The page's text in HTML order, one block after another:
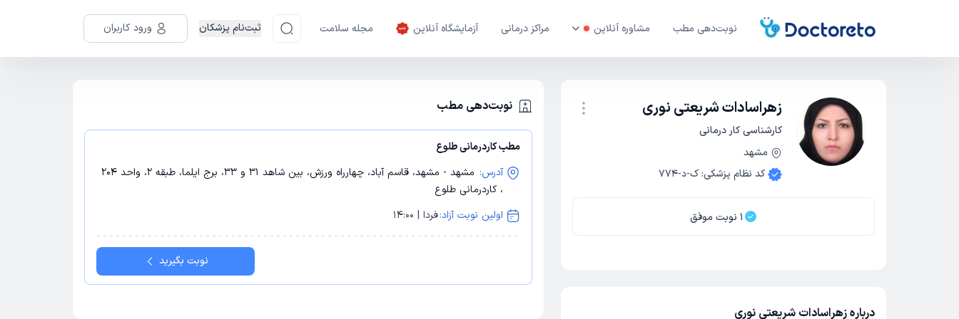
نوبت‌دهی مطب مشاوره آنلاین مراکز درمانی آزمایشگاه آنلاین مجله سلامت ثبت‌نام پزشکان ورود کاربران
زهراسادات شریعتی نوری
کارشناسی کار درمانی
مشهد
کد نظام پزشکی:ک-د-774
1 نوبت موفق
نوبت‌دهی مطب
مطب کاردرمانی طلوع
آدرس:
مشهد - مشهد، قاسم آباد، چهارراه ورزش، بین شاهد 31 و 33، برج ایلما، طبقه 2، واحد 204
، کاردرمانی طلوع
اولین نوبت آزاد:فردا | 14:00
نوبت بگیرید
درباره زهراسادات شریعتی نوری